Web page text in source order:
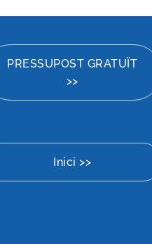
PRESSUPOST GRATUÏT
>>
Inici >>